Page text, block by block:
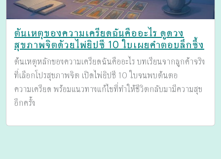
ต้นเหตุของความเครียดฉันคืออะไร ดูดวง
สุขภาพจิตด้วยไพ่ยิปซี 10 ใบเผยคำตอบลึกซึ้ง
ต้นเหตุหลักของความเครียดฉันคืออะไร บทเรียนจากลูกค้าจริง
ที่เลือกโปรสุขภาพจิต เปิดไพ่ยิปซี 10 ใบจนพบต้นตอ
ความเครียด พร้อมแนวทางแก้ไขที่ทำให้ชีวิตกลับมามีความสุข
อีกครั้ง